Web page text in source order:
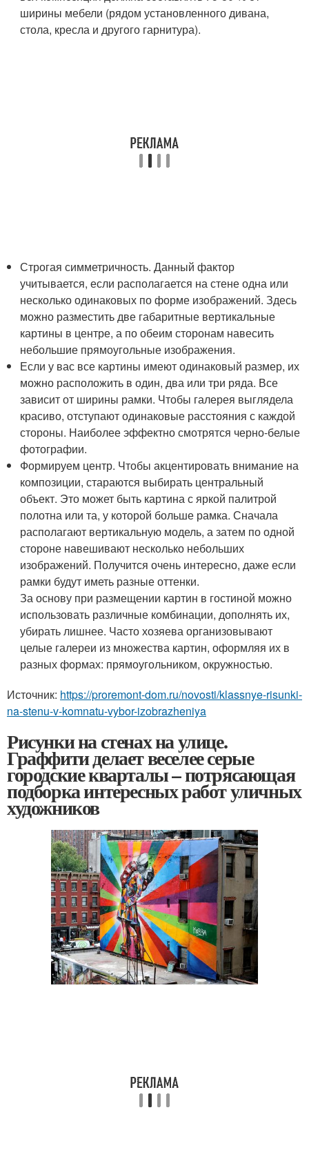
ширины мебели (рядом установленного дивана,
стола, кресла и другого гарнитура).
Строгая симметричность. Данный фактор
учитывается, если располагается на стене одна или
несколько одинаковых по форме изображений. Здесь
можно разместить две габаритные вертикальные
картины в центре, а по обеим сторонам навесить
небольшие прямоугольные изображения.
Если у вас все картины имеют одинаковый размер, их
можно расположить в один, два или три ряда. Все
зависит от ширины рамки. Чтобы галерея выглядела
красиво, отступают одинаковые расстояния с каждой
стороны. Наиболее эффектно смотрятся черно-белые
фотографии.
Формируем центр. Чтобы акцентировать внимание на
композиции, стараются выбирать центральный
объект. Это может быть картина с яркой палитрой
полотна или та, у которой больше рамка. Сначала
располагают вертикальную модель, а затем по одной
стороне навешивают несколько небольших
изображений. Получится очень интересно, даже если
рамки будут иметь разные оттенки.
За основу при размещении картин в гостиной можно
использовать различные комбинации, дополнять их,
убирать лишнее. Часто хозяева организовывают
целые галереи из множества картин, оформляя их в
разных формах: прямоугольником, окружностью.
Источник: https://proremont-dom.ru/novosti/klassnye-risunki-
na-stenu-v-komnatu-vybor-izobrazheniya
Рисунки на стенах на улице.
Граффити делает веселее серые
городские кварталы – потрясающая
подборка интересных работ уличных
художников